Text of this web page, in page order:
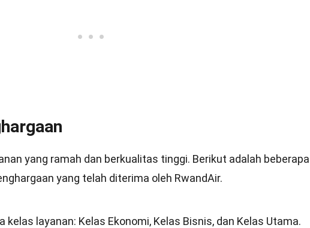
yang ramah dan berkualitas tinggi. Berikut adalah beberapa
yang telah diterima oleh RwandAir.
kelas layanan: Kelas Ekonomi, Kelas Bisnis, dan Kelas Utama.